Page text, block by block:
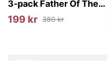
3-pack Father Of The
Year Socks Gift Set
199 kr 380 kr